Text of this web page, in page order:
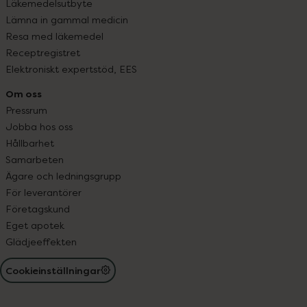
Läkemedelsutbyte
Lämna in gammal medicin
Resa med läkemedel
Receptregistret
Elektroniskt expertstöd, EES
Om oss
Pressrum
Jobba hos oss
Hållbarhet
Samarbeten
Ägare och ledningsgrupp
För leverantörer
Företagskund
Eget apotek
Glädjeeffekten
Cookieinställningar